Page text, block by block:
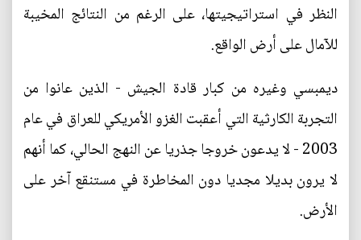
النظر في استراتيجيتها، على الرغم من النتائج المخيبة
للآمال على أرض الواقع.
ديمبسي وغيره من كبار قادة الجيش - الذين عانوا من
التجربة الكارثية التي أعقبت الغزو الأمريكي للعراق في عام
2003 - لا يدعون خروجا جذريا عن النهج الحالي، كما أنهم
لا يرون بديلا مجديا دون المخاطرة في مستنقع آخر على
الأرض.